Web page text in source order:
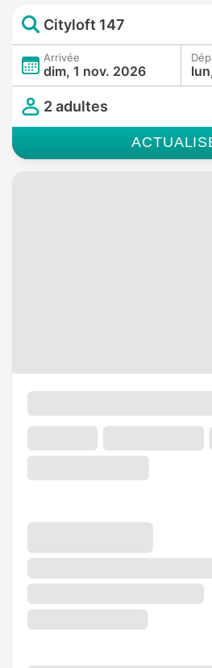
Cityloft 147
Arrivée
dim, 1 nov. 2026
2 adultes